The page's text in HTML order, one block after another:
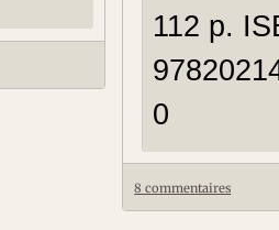
112 p.
0
8 commentaires